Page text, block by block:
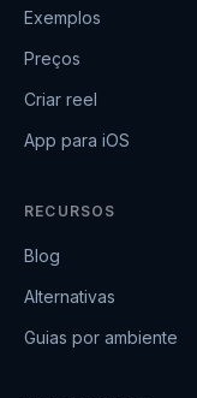
Exemplos
Preços
Criar reel
App para iOS
RECURSOS
Blog
Alternativas
Guias por ambiente